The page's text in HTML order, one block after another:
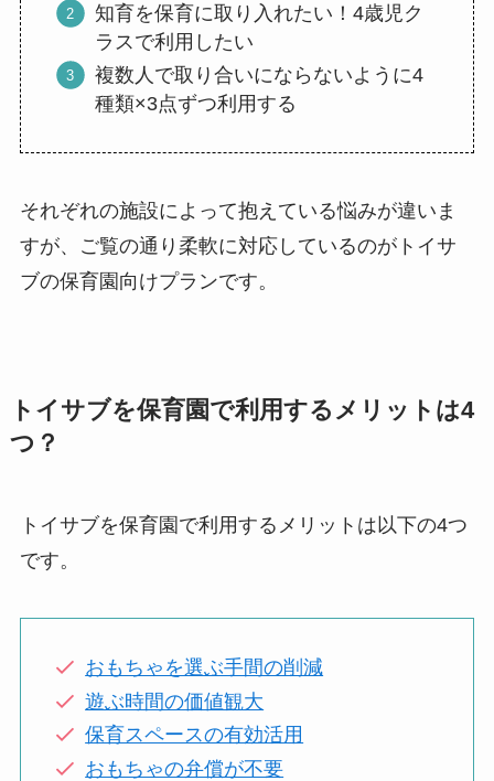
知育を保育に取り入れたい！4歳児ク
ラスで利用したい
複数人で取り合いにならないように4
種類×3点ずつ利用する
それぞれの施設によって抱えている悩みが違いま
すが、ご覧の通り柔軟に対応しているのがトイサ
ブの保育園向けプランです。
トイサブを保育園で利用するメリットは4
つ？
トイサブを保育園で利用するメリットは以下の4つ
です。
おもちゃを選ぶ手間の削減
遊ぶ時間の価値観大
保育スペースの有効活用
おもちゃの弁償が不要